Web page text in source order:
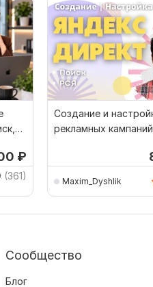
₽
(361)
Создание и
рекламных
Maxim_Dyshlik
Сообщество
Блог